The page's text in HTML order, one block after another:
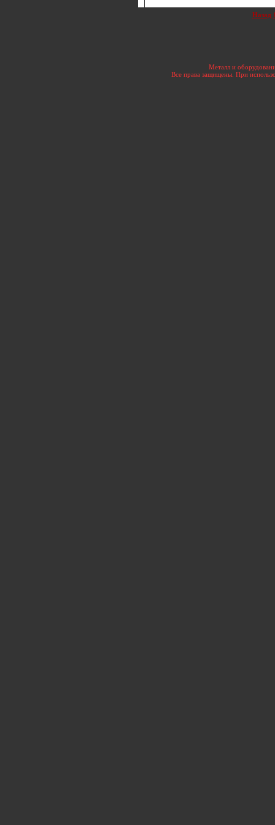
Назад
Металл и
Все права защищены. При